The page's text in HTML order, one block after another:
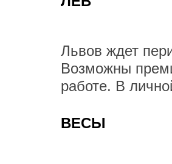
Львов ждет
Возможны
работе. В
ВЕСЫ